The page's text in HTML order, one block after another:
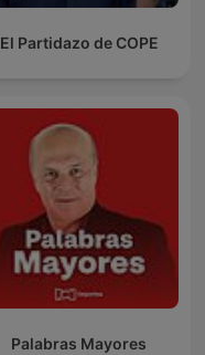
El Partidazo de COPE
Palabras Mayores